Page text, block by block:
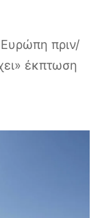
πριν/
έκπτωση